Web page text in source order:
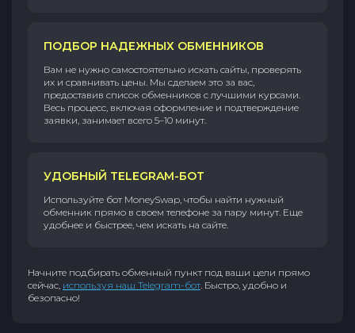
ПОДБОР НАДЕЖНЫХ ОБМЕННИКОВ
Вам не нужно самостоятельно искать сайты, проверять
их и сравнивать цены. Мы сделаем это за вас,
предоставив список обменников с лучшими курсами.
Весь процесс, включая оформление и подтверждение
заявки, занимает всего 5–10 минут.
УДОБНЫЙ TELEGRAM-БОТ
Используйте бот MoneySwap, чтобы найти нужный
обменник прямо в своем телефоне за пару минут. Еще
удобнее и быстрее, чем искать на сайте.
Начните подбирать обменный пункт под ваши цели прямо
сейчас, используя наш Telegram-бот. Быстро, удобно и
безопасно!